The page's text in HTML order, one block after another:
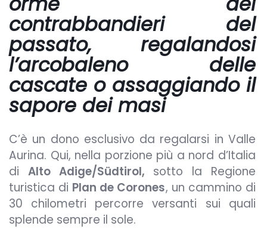
contrabbandieri del
passato, regalandosi
l’arcobaleno delle
cascate o assaggiando il
sapore dei masi
C’è un dono esclusivo da regalarsi in Valle
Aurina. Qui, nella porzione più a nord d’Italia
di Alto Adige/Südtirol, sotto la Regione
turistica di Plan de Corones, un cammino di
30 chilometri percorre versanti sui quali
splende sempre il sole.